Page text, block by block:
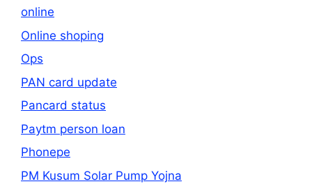
online
Online shoping
Ops
PAN card update
Pancard status
Paytm person loan
Phonepe
PM Kusum Solar Pump Yojna